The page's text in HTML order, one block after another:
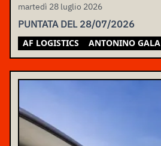
martedì 28 luglio 2026
PUNTATA DEL 28/07/2026
AF LOGISTICS ANTONINO GALA